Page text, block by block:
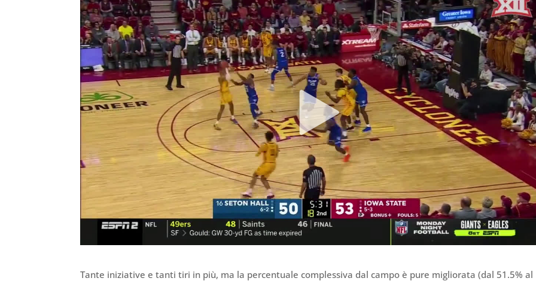
Tante iniziative e tanti tiri in più, ma la percentuale complessiva dal campo è pure migliorata (dal 51.5% al